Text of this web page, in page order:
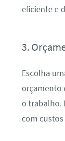
eficiente e
3.
Escolha
orçamento
o trabalho.
com